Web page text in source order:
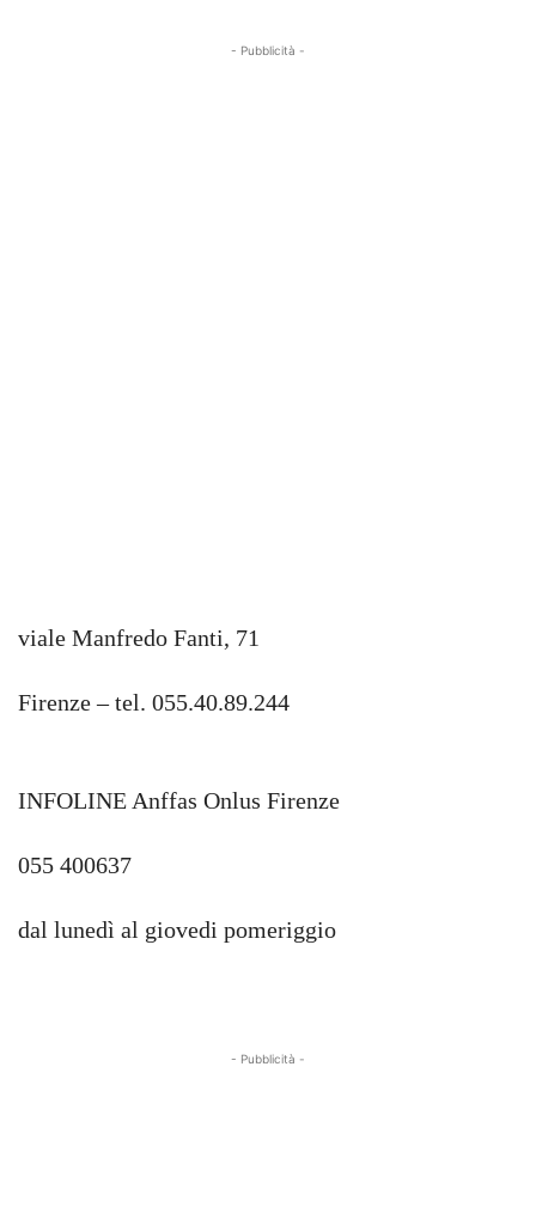
- Pubblicità -
viale Manfredo Fanti, 71
Firenze – tel. 055.40.89.244
INFOLINE Anffas Onlus Firenze
055 400637
dal lunedì al giovedi pomeriggio
- Pubblicità -